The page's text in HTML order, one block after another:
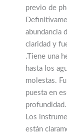
previo de
abundancia
claridad y
.Tiene una
hasta los
molestas.
puesta en
profundidad.
Los
están